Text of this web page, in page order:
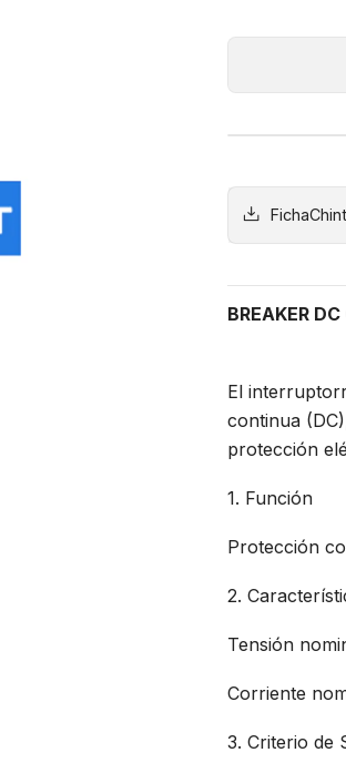
BREAKER
El
continua
protección
1. Función
Protección
2.
Tensión
Corriente
3. Criterio de